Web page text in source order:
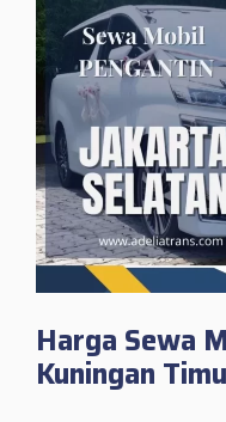
Harga Sewa
Kuningan